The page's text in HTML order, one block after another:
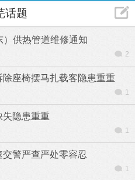
话题
供热管道维修通知
2
座椅摆马扎载客隐患重重
1
失隐患重重
1
警严查严处零容忍
1